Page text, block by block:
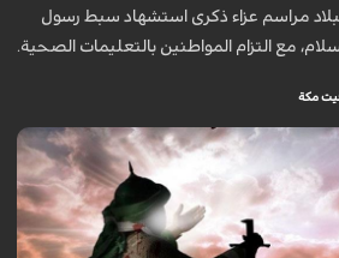
مراسم عزاء ذكرى استشهاد سبط رسول
مع التزام المواطنين بالتعليمات الصحية.